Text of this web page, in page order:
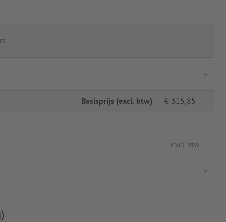
Basisprijs (excl. btw) € 315,85
excl. btw